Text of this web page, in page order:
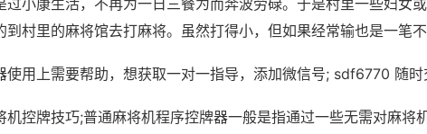
过小康生活，不再为一日三餐为而奔波劳碌。于是村里一些妇女
到村里的麻将馆去打麻将。虽然打得小，但如果经常输也是一笔不
使用上需要帮助，想获取一对一指导，添加微信号; sdf6770 随时
机控牌技巧;普通麻将机程序控牌器一般是指通过一些无需对麻将